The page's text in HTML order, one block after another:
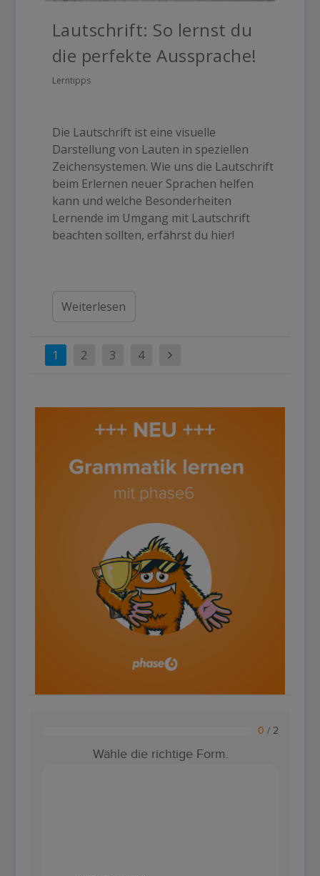
Lautschrift: So lernst du
die perfekte Aussprache!
Lerntipps
Die Lautschrift ist eine visuelle
Darstellung von Lauten in speziellen
Zeichensystemen. Wie uns die Lautschrift
beim Erlernen neuer Sprachen helfen
kann und welche Besonderheiten
Lernende im Umgang mit Lautschrift
beachten sollten, erfährst du hier!
Weiterlesen
1 2 3 4